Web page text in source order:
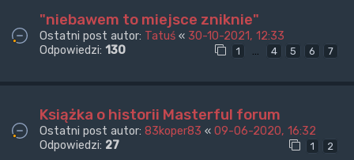
"niebawem to miejsce zniknie"
Ostatni post autor: Tatuś « 30-10-2021, 12:33
Odpowiedzi: 130 1 … 4 5 6 7
Książka o historii Masterful forum
Ostatni post autor: 83koper83 « 09-06-2020, 16:32
Odpowiedzi: 27 1 2